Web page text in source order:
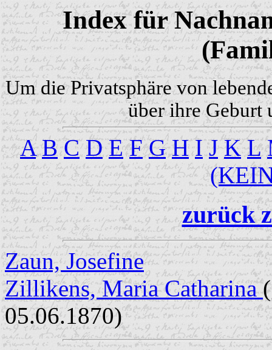
Index für
Um die Privatsphäre von
über ihre Geburt
A B C D E F G H I J K L
zurück
Zaun, Josefine
Zillikens, Maria Catharina
05.06.1870)